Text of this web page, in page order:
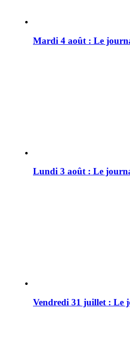
Mardi 4 août : Le
Lundi 3 août : Le
Vendredi 31 juillet : Le